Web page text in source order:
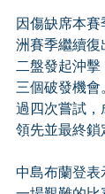
因傷缺席本
洲賽季繼續
二盤發起沖
三個破發機
過四次嘗試
領先並最終鎖
中島布蘭登表